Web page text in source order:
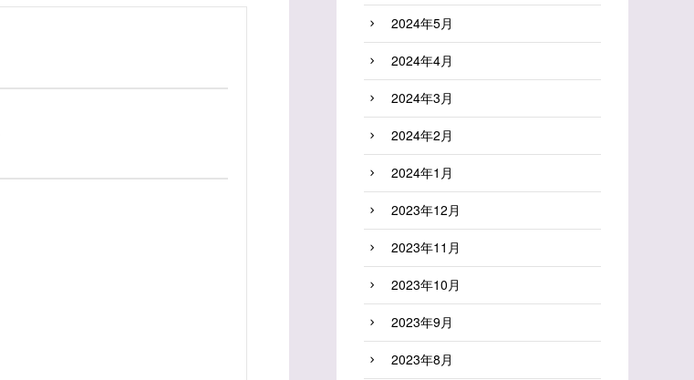
2024年5月
2024年4月
2024年3月
2024年2月
2024年1月
2023年12月
2023年11月
2023年10月
2023年9月
2023年8月